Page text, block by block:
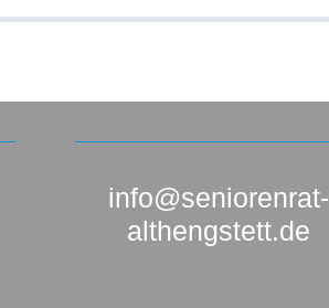
info@seniorenrat-
althengstett.de